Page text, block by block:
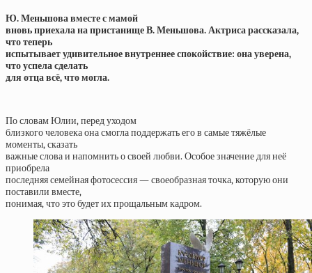
Ю. Меньшова вместе с мамой
вновь приехала на пристанище В. Меньшова. Актриса рассказала,
что теперь
испытывает удивительное внутреннее спокойствие: она уверена,
что успела сделать
для отца всё, что могла.
По словам Юлии, перед уходом
близкого человека она смогла поддержать его в самые тяжёлые
моменты, сказать
важные слова и напомнить о своей любви. Особое значение для неё
приобрела
последняя семейная фотосессия — своеобразная точка, которую они
поставили вместе,
понимая, что это будет их прощальным кадром.